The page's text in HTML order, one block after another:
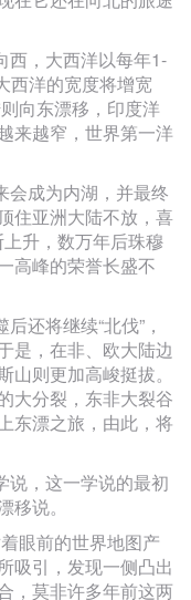
西，大西洋以每年1-
西洋的宽度将增宽
向东漂移，印度洋
来越窄，世界第一洋
会成为内湖，并最终
住亚洲大陆不放，喜
升，数万年后珠穆
高峰的荣誉长盛不
还将继续“北伐”，
是，在非、欧大陆边
则更加高峻挺拔。
大分裂，东非大裂谷
东漂之旅，由此，将
说，这一学说的最初
说。
眼前的世界地图产
吸引，发现一侧凸出
，莫非许多年前这两